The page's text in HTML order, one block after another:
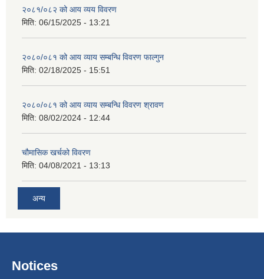
२०८१/०८२ को आय व्यय विवरण
मिति: 06/15/2025 - 13:21
२०८०/०८१ को आय व्याय सम्बन्धि विवरण फाल्गुन
मिति: 02/18/2025 - 15:51
२०८०/०८१ को आय व्याय सम्बन्धि विवरण श्रावण
मिति: 08/02/2024 - 12:44
चौमासिक खर्चको विवरण
मिति: 04/08/2021 - 13:13
अन्य
Notices